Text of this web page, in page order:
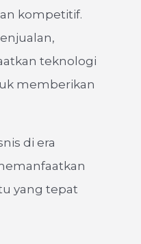
kompetitif.
teknologi
memberikan
di era
yang tepat